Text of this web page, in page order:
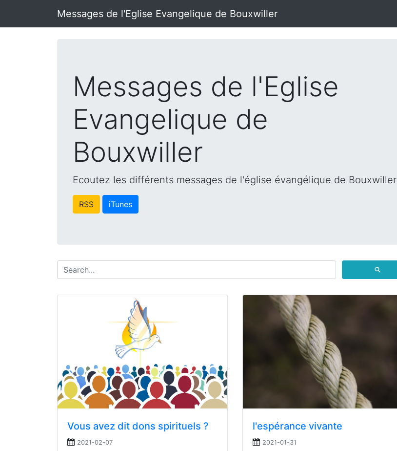
Messages de l'Eglise Evangelique de Bouxwiller
Messages de l'Eglise
Evangelique de
Bouxwiller
Ecoutez les différents messages de l'église évangélique de Bouxwiller
RSS iTunes
⚲
Vous avez dit dons spirituels ?
2021-02-07
l'espérance vivante
2021-01-31